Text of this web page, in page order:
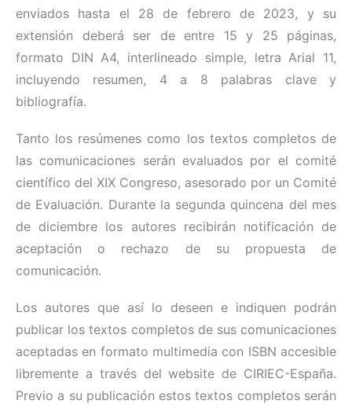
enviados hasta el 28 de febrero de 2023, y su
extensión deberá ser de entre 15 y 25 páginas,
formato DIN A4, interlineado simple, letra Arial 11,
incluyendo resumen, 4 a 8 palabras clave y
bibliografía.
Tanto los resúmenes como los textos completos de
las comunicaciones serán evaluados por el comité
científico del XIX Congreso, asesorado por un Comité
de Evaluación. Durante la segunda quincena del mes
de diciembre los autores recibirán notificación de
aceptación o rechazo de su propuesta de
comunicación.
Los autores que así lo deseen e indiquen podrán
publicar los textos completos de sus comunicaciones
aceptadas en formato multimedia con ISBN accesible
libremente a través del website de CIRIEC-España.
Previo a su publicación estos textos completos serán